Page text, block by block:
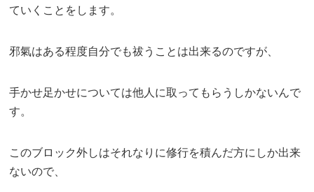
ていくことをします。
邪氣はある程度自分でも祓うことは出来るのですが、
手かせ足かせについては他人に取ってもらうしかないんで
す。
このブロック外しはそれなりに修行を積んだ方にしか出来
ないので、